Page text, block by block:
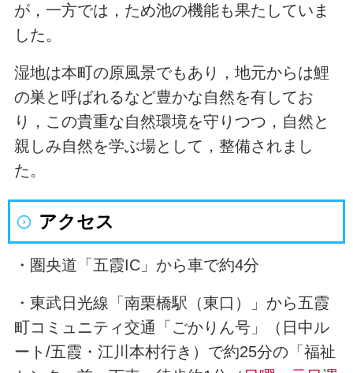
が，一方では，ため池の機能も果たしていま
した。
湿地は本町の原風景でもあり，地元からは鯉
の巣と呼ばれるなど豊かな自然を有してお
り，この貴重な自然環境を守りつつ，自然と
親しみ自然を学ぶ場として，整備されまし
た。
アクセス
・圏央道「五霞IC」から車で約4分
・東武日光線「南栗橋駅（東口）」から五霞
町コミュニティ交通「ごかりん号」（日中ル
ート/五霞・江川本村行き）で約25分の「福祉